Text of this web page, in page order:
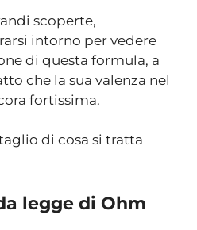
scoperte,
intorno per vedere
di questa formula, a
che la sua valenza nel
fortissima.
di cosa si tratta
legge di Ohm